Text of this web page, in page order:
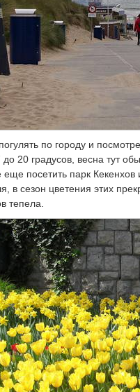
по городу и
20 градусов, весна тут
посетить парк Кекенхов
в сезон цветения этих
тепела.